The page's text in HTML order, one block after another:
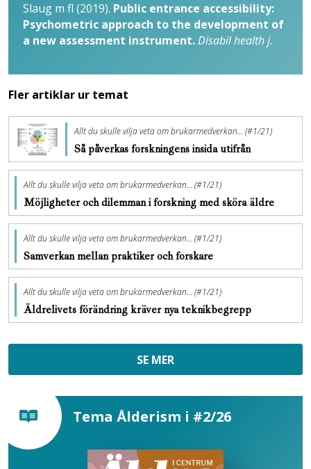
Slaug m fl (2019). Public entrance accessibility:
Psychometric approach to the development of
a new assessment instrument.Disabil health j.
Fler artiklar ur temat
Allt du skulle vilja veta om brukarmedverkan… (#1/21)
Så påverkas forskningens insida utifrån
Allt du skulle vilja veta om brukarmedverkan… (#1/21)
Möjligheter och dilemman i forskning med sköra äldre
Allt du skulle vilja veta om brukarmedverkan… (#1/21)
Samverkan mellan praktiker och forskare
Allt du skulle vilja veta om brukarmedverkan… (#1/21)
Äldrelivets förändring kräver nya teknikbegrepp
SE MER
Tema Ålderism i #2/26